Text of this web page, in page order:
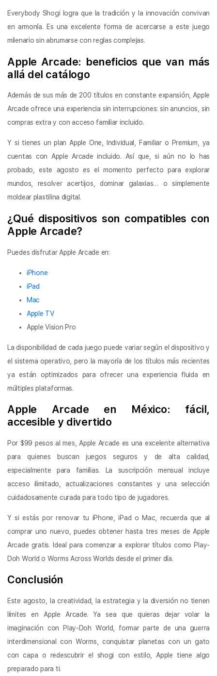
Everybody Shogi logra que la tradición y la innovación convivan
en armonía. Es una excelente forma de acercarse a este juego
milenario sin abrumarse con reglas complejas.
Apple Arcade: beneficios que van más
allá del catálogo
Además de sus más de 200 títulos en constante expansión, Apple
Arcade ofrece una experiencia sin interrupciones: sin anuncios, sin
compras extra y con acceso familiar incluido.
Y si tienes un plan Apple One, Individual, Familiar o Premium, ya
cuentas con Apple Arcade incluido. Así que, si aún no lo has
probado, este agosto es el momento perfecto para explorar
mundos, resolver acertijos, dominar galaxias… o simplemente
moldear plastilina digital.
¿Qué dispositivos son compatibles con
Apple Arcade?
Puedes disfrutar Apple Arcade en:
iPhone
iPad
Mac
Apple TV
Apple Vision Pro
La disponibilidad de cada juego puede variar según el dispositivo y
el sistema operativo, pero la mayoría de los títulos más recientes
ya están optimizados para ofrecer una experiencia fluida en
múltiples plataformas.
Apple Arcade en México: fácil,
accesible y divertido
Por $99 pesos al mes, Apple Arcade es una excelente alternativa
para quienes buscan juegos seguros y de alta calidad,
especialmente para familias. La suscripción mensual incluye
acceso ilimitado, actualizaciones constantes y una selección
cuidadosamente curada para todo tipo de jugadores.
Y si estás por renovar tu iPhone, iPad o Mac, recuerda que al
comprar uno nuevo, puedes obtener hasta tres meses de Apple
Arcade gratis. Ideal para comenzar a explorar títulos como Play-
Doh World o Worms Across Worlds desde el primer día.
Conclusión
Este agosto, la creatividad, la estrategia y la diversión no tienen
límites en Apple Arcade. Ya sea que quieras dejar volar la
imaginación con Play-Doh World, formar parte de una guerra
interdimensional con Worms, conquistar planetas con un gato
con capa o redescubrir el shogi con estilo, Apple tiene algo
preparado para ti.